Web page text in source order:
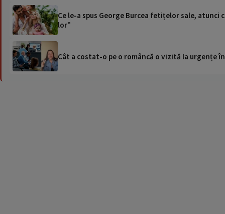
Ce le-a spus George Burcea fetițelor sale,
lor”
Cât a costat-o pe o româncă o vizită la urgențe